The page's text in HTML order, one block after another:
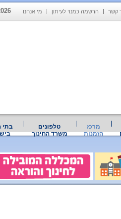
קשר הרשמה כמנוי לעיתון מי אנחנו
מרכז
הזמנות
טלפונים
משרד החינוך
בתי